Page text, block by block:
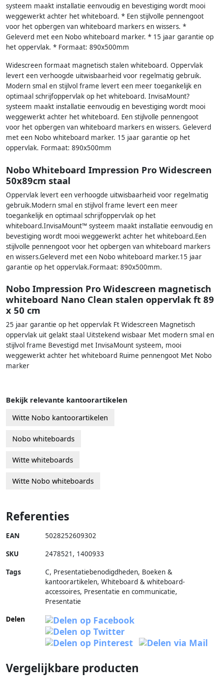
systeem maakt installatie eenvoudig en bevestiging wordt mooi
weggewerkt achter het whiteboard. * Een stijlvolle pennengoot
voor het opbergen van whiteboard markers en wissers. *
Geleverd met een Nobo whiteboard marker. * 15 jaar garantie op
het oppervlak. * Formaat: 890x500mm
Widescreen formaat magnetisch stalen whiteboard. Oppervlak
levert een verhoogde uitwisbaarheid voor regelmatig gebruik.
Modern smal en stijlvol frame levert een meer toegankelijk en
optimaal schrijfoppervlak op het whiteboard. InvisaMount?
systeem maakt installatie eenvoudig en bevestiging wordt mooi
weggewerkt achter het whiteboard. Een stijlvolle pennengoot
voor het opbergen van whiteboard markers en wissers. Geleverd
met een Nobo whiteboard marker. 15 jaar garantie op het
oppervlak. Formaat: 890x500mm
Nobo Whiteboard Impression Pro Widescreen
50x89cm staal
Oppervlak levert een verhoogde uitwisbaarheid voor regelmatig
gebruik.Modern smal en stijlvol frame levert een meer
toegankelijk en optimaal schrijfoppervlak op het
whiteboard.InvisaMount™ systeem maakt installatie eenvoudig en
bevestiging wordt mooi weggewerkt achter het whiteboard.Een
stijlvolle pennengoot voor het opbergen van whiteboard markers
en wissers.Geleverd met een Nobo whiteboard marker.15 jaar
garantie op het oppervlak.Formaat: 890x500mm.
Nobo Impression Pro Widescreen magnetisch
whiteboard Nano Clean stalen oppervlak ft 89
x 50 cm
25 jaar garantie op het oppervlak Ft Widescreen Magnetisch
oppervlak uit gelakt staal Uitstekend wisbaar Met modern smal en
stijlvol frame Bevestigd met InvisaMount systeem, mooi
weggewerkt achter het whiteboard Ruime pennengoot Met Nobo
marker
Bekijk relevante kantoorartikelen
Witte Nobo kantoorartikelen
Nobo whiteboards
Witte whiteboards
Witte Nobo whiteboards
Referenties
EAN 5028252609302
SKU 2478521 , 1400933
Tags
C, Presentatiebenodigdheden, Boeken &
kantoorartikelen, Whiteboard & whiteboard-
accessoires, Presentatie en communicatie,
Presentatie
Delen
Vergelijkbare producten